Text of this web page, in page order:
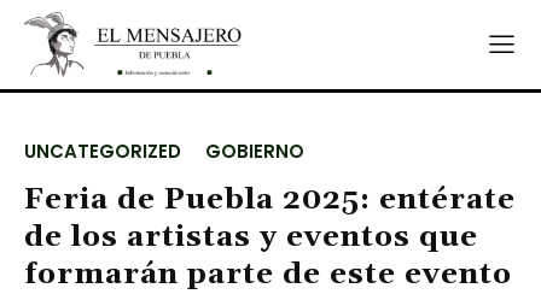
UNCATEGORIZED GOBIERNO
Feria de Puebla 2025: entérate
de los artistas y eventos que
formarán parte de este evento